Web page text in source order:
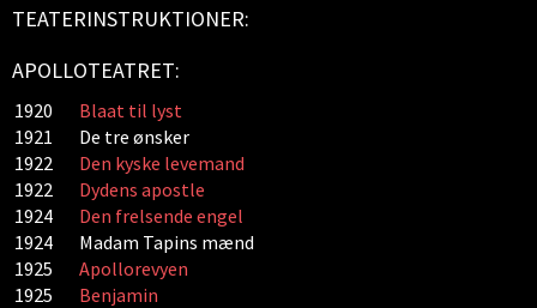
TEATERINSTRUKTIONER:
APOLLOTEATRET:
1920
Blaat til lyst
1921
De tre ønsker
1922
Den kyske levemand
1922
Dydens apostle
1924
Den frelsende engel
1924
Madam Tapins mænd
1925
Apollorevyen
1925
Benjamin